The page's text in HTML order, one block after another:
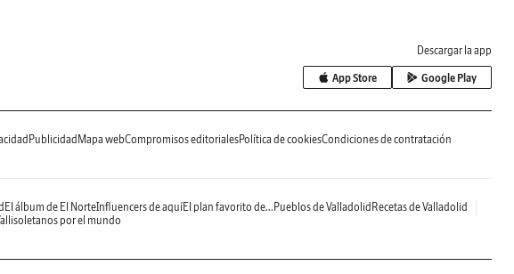
Descargar la app
App Store Google Play
Publicidad Mapa webCompromisos editorialesPolítica de cookiesCondiciones de contratación
El álbum de El NorteInfluencers de aquíEl plan favorito de... Pueblos de Valladolid Recetas de Valladolid
por el mundo